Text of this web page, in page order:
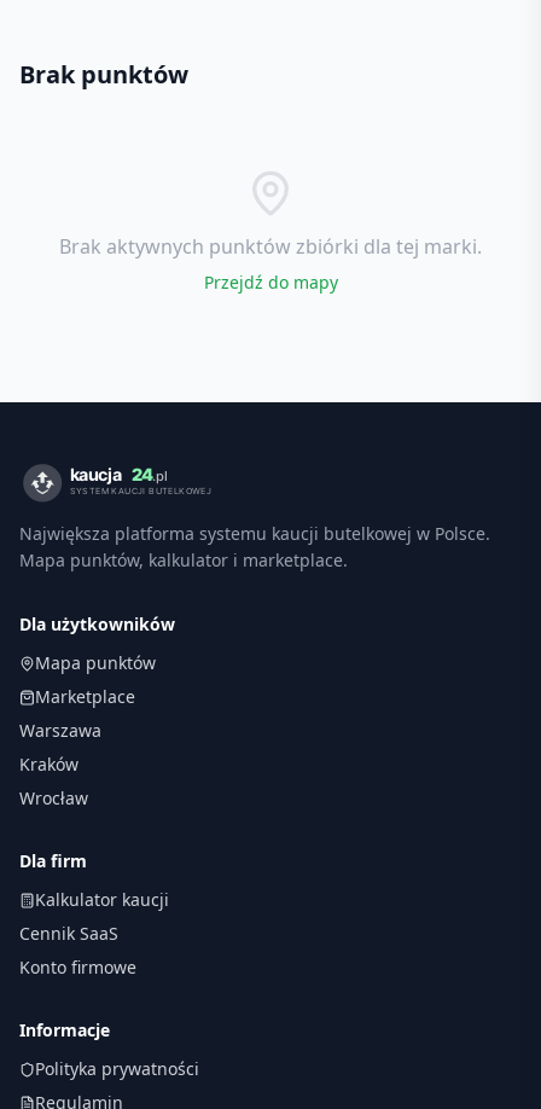
Brak punktów
Brak aktywnych punktów zbiórki dla tej marki.
Przejdź do mapy
Największa platforma systemu kaucji butelkowej w Polsce.
Mapa punktów, kalkulator i marketplace.
Dla użytkowników
Mapa punktów
Marketplace
Warszawa
Kraków
Wrocław
Dla firm
Kalkulator kaucji
Cennik SaaS
Konto firmowe
Informacje
Polityka prywatności
Regulamin